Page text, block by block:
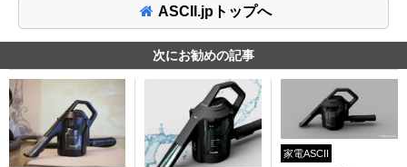
ASCII.jpトップへ
次にお勧めの記事
家電ASCII